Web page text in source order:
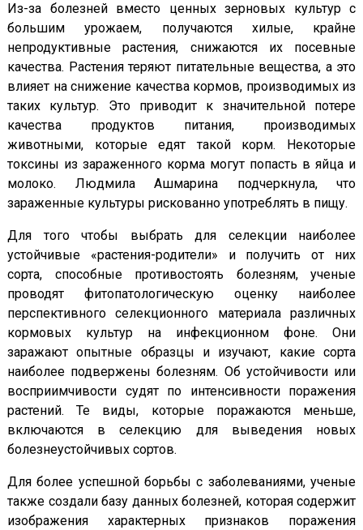
Из-за болезней вместо ценных зерновых культур с
большим урожаем, получаются хилые, крайне
непродуктивные растения, снижаются их посевные
качества. Растения теряют питательные вещества, а это
влияет на снижение качества кормов, производимых из
таких культур. Это приводит к значительной потере
качества продуктов питания, производимых
животными, которые едят такой корм. Некоторые
токсины из зараженного корма могут попасть в яйца и
молоко. Людмила Ашмарина подчеркнула, что
зараженные культуры рискованно употреблять в пищу.
Для того чтобы выбрать для селекции наиболее
устойчивые «растения-родители» и получить от них
сорта, способные противостоять болезням, ученые
проводят фитопатологическую оценку наиболее
перспективного селекционного материала различных
кормовых культур на инфекционном фоне. Они
заражают опытные образцы и изучают, какие сорта
наиболее подвержены болезням. Об устойчивости или
восприимчивости судят по интенсивности поражения
растений. Те виды, которые поражаются меньше,
включаются в селекцию для выведения новых
болезнеустойчивых сортов.
Для более успешной борьбы с заболеваниями, ученые
также создали базу данных болезней, которая содержит
изображения характерных признаков поражения